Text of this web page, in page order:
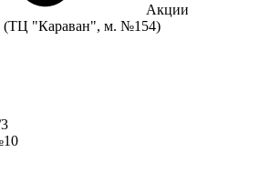
Акции
(ТЦ "Караван", м. №154)